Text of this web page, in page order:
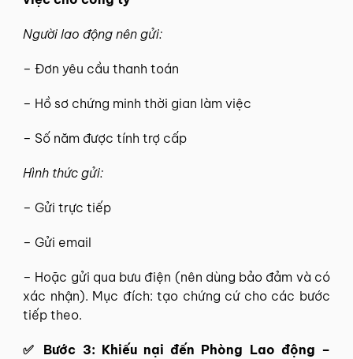
Người lao động nên gửi:
– Đơn yêu cầu thanh toán
– Hồ sơ chứng minh thời gian làm việc
– Số năm được tính trợ cấp
Hình thức gửi:
– Gửi trực tiếp
– Gửi email
– Hoặc gửi qua bưu điện (nên dùng bảo đảm và có
xác nhận). Mục đích: tạo chứng cứ cho các bước
tiếp theo.
✅ Bước 3: Khiếu nại đến Phòng Lao động –